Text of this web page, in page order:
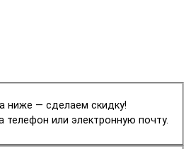
ниже — сделаем скидку!
телефон или электронную почту.